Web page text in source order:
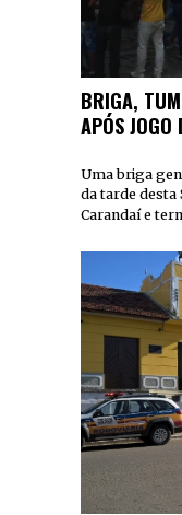
BRIGA,
APÓS
Uma briga
da tarde desta
Carandaí e